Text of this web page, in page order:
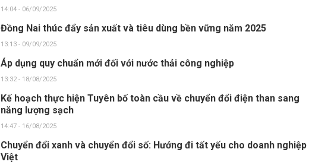
14:04 - 06/09/2025
Đồng Nai thúc đẩy sản xuất và tiêu dùng bền vững năm 2025
13:13 - 09/09/2025
Áp dụng quy chuẩn mới đối với nước thải công nghiệp
13:32 - 18/08/2025
Kế hoạch thực hiện Tuyên bố toàn cầu về chuyển đổi điện than sang
năng lượng sạch
14:47 - 16/08/2025
Chuyển đổi xanh và chuyển đổi số: Hướng đi tất yếu cho doanh nghiệp
Việt